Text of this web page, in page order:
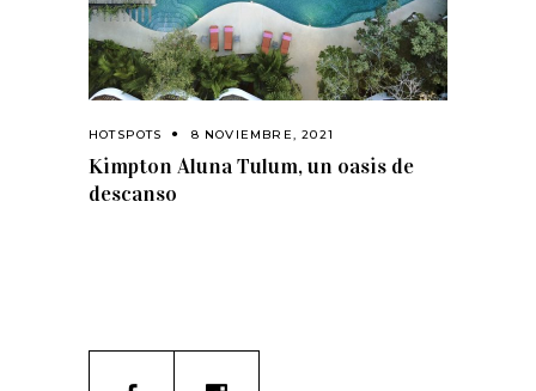
HOTSPOTS 8 NOVIEMBRE, 2021
Kimpton Aluna Tulum, un oasis de
descanso